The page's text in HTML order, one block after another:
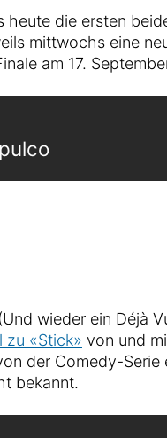
heute die ersten
mittwochs eine
am 17.
wieder ein Déjà
zu «Stick» von und
der Comedy-Serie
bekannt.